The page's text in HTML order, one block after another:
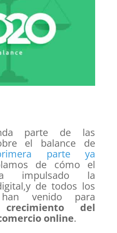
parte de las
el balance de
parte ya
de cómo el
impulsado la
de todos los
venido para
crecimiento del
online.